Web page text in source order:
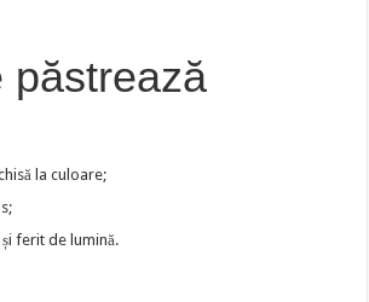
păstrează
la culoare;
ferit de lumină.